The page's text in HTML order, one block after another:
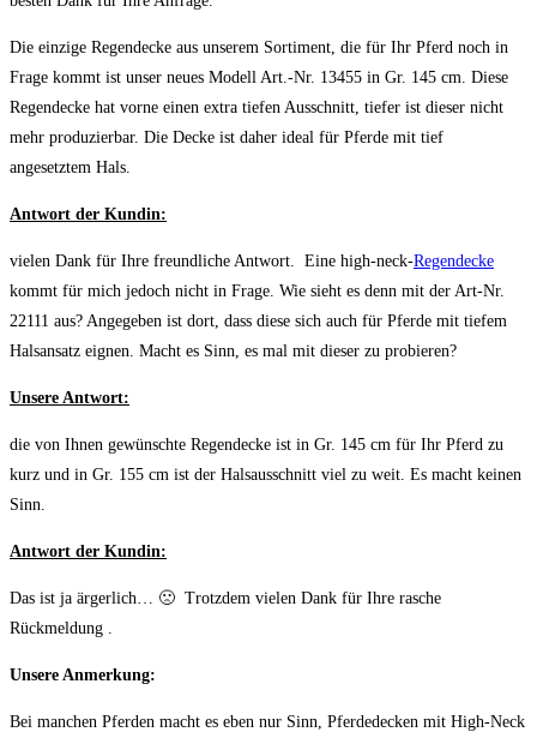
Die einzige Regendecke aus unserem Sortiment, die für Ihr Pferd noch in
Frage kommt ist unser neues Modell Art.-Nr. 13455 in Gr. 145 cm. Diese
Regendecke hat vorne einen extra tiefen Ausschnitt, tiefer ist dieser nicht
mehr produzierbar. Die Decke ist daher ideal für Pferde mit tief
angesetztem Hals.
Antwort der Kundin:
vielen Dank für Ihre freundliche Antwort. Eine high-neck-Regendecke
kommt für mich jedoch nicht in Frage. Wie sieht es denn mit der Art-Nr.
22111 aus? Angegeben ist dort, dass diese sich auch für Pferde mit tiefem
Halsansatz eignen. Macht es Sinn, es mal mit dieser zu probieren?
Unsere Antwort:
die von Ihnen gewünschte Regendecke ist in Gr. 145 cm für Ihr Pferd zu
kurz und in Gr. 155 cm ist der Halsausschnitt viel zu weit. Es macht keinen
Sinn.
Antwort der Kundin:
Das ist ja ärgerlich… 🙁 Trotzdem vielen Dank für Ihre rasche
Rückmeldung .
Unsere Anmerkung:
Bei manchen Pferden macht es eben nur Sinn, Pferdedecken mit High-Neck